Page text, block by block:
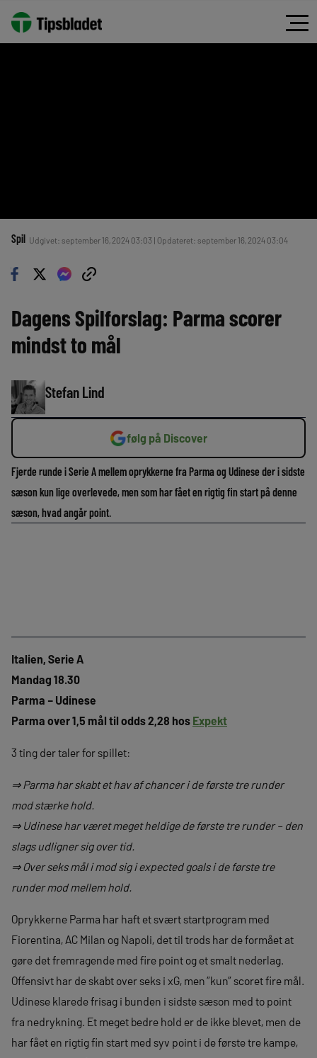
Spil Udgivet: september 16, 2024 03:03 | Opdateret: september 16, 2024 03:04
Dagens Spilforslag: Parma scorer
mindst to mål
Stefan Lind
følg på Discover
Fjerde runde i Serie A mellem oprykkerne fra Parma og Udinese der i sidste
sæson kun lige overlevede, men som har fået en rigtig fin start på denne
sæson, hvad angår point.
Italien, Serie A
Mandag 18.30
Parma – Udinese
Parma over 1,5 mål til odds 2,28 hos Expekt
3 ting der taler for spillet:
⇒ Parma har skabt et hav af chancer i de første tre runder
mod stærke hold.
⇒ Udinese har været meget heldige de første tre runder – den
slags udligner sig over tid.
⇒ Over seks mål i mod sig i expected goals i de første tre
runder mod mellem hold.
Oprykkerne Parma har haft et svært startprogram med
Fiorentina, AC Milan og Napoli, det til trods har de formået at
gøre det fremragende med fire point og et smalt nederlag.
Offensivt har de skabt over seks i xG, men ”kun” scoret fire mål.
Udinese klarede frisag i bunden i sidste sæson med to point
fra nedrykning. Et meget bedre hold er de ikke blevet, men de
har fået en rigtig fin start med syv point i de første tre kampe,